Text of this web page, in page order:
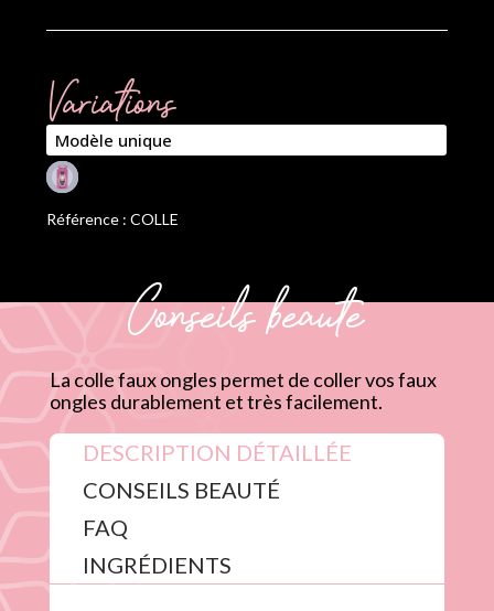
Variations
Référence : COLLE
Conseils beauté
La colle faux ongles permet de coller vos faux
ongles durablement et très facilement.
DESCRIPTION DÉTAILLÉE
CONSEILS BEAUTÉ
FAQ
INGRÉDIENTS